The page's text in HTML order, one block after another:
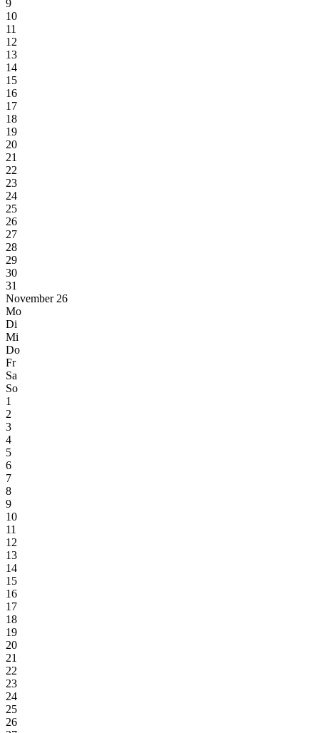
9
10
11
12
13
14
15
16
17
18
19
20
21
22
23
24
25
26
27
28
29
30
31
November 26
Mo
Di
Mi
Do
Fr
Sa
So
1
2
3
4
5
6
7
8
9
10
11
12
13
14
15
16
17
18
19
20
21
22
23
24
25
26